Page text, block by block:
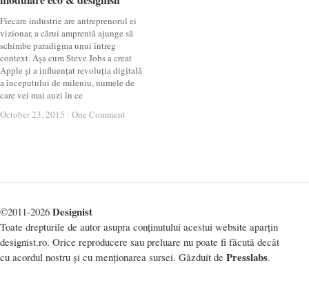
Fiecare industrie are antreprenorul ei
vizionar, a cărui amprentă ajunge să
schimbe paradigma unui întreg
context. Așa cum Steve Jobs a creat
Apple și a influențat revoluția digitală
a începutului de mileniu, numele de
care vei mai auzi în ce
October 23, 2015 / One Comment
October 23, 2015 / One Comment
©2011-2026 Designist
Toate drepturile de autor asupra conținutului acestui website aparțin
designist.ro. Orice reproducere sau preluare nu poate fi făcută decât
cu acordul nostru și cu menționarea sursei. Găzduit de Presslabs.